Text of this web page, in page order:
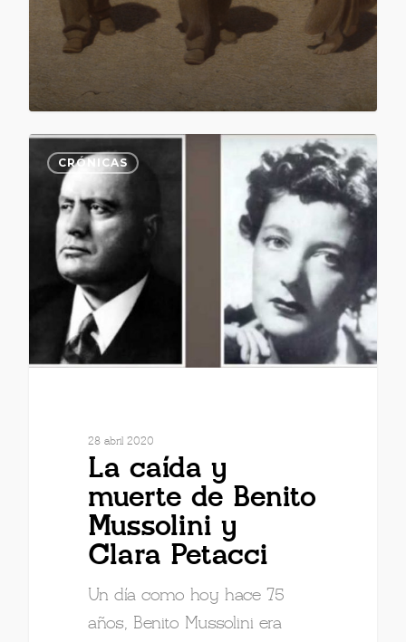
CRÓNICAS
28 abril 2020
La caída y
muerte de Benito
Mussolini y
Clara Petacci
Un día como hoy hace 75
años, Benito Mussolini era